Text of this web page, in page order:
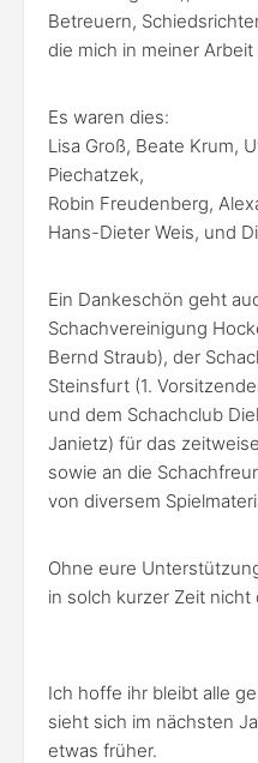
Betreuern,
die mich in meiner
Es waren dies:
Lisa Groß, Beate Krum,
Piechatzek,
Robin Freudenberg,
Hans-Dieter Weis, und
Ein Dankeschön geht
Schachvereinigung
Bernd Straub), der
Steinsfurt (1.
und dem Schachclub
Janietz) für das
sowie an die
von diversem
Ohne eure
in solch kurzer Zeit nicht
Ich hoffe ihr bleibt alle
sieht sich im nächsten
etwas früher.